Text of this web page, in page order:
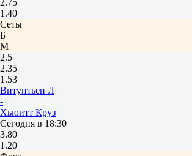
2.75
1.40
Сеты
Б
М
2.5
2.35
1.53
Витунтьен Л
-
Хьюитт Круз
Сегодня в 18:30
3.80
1.20